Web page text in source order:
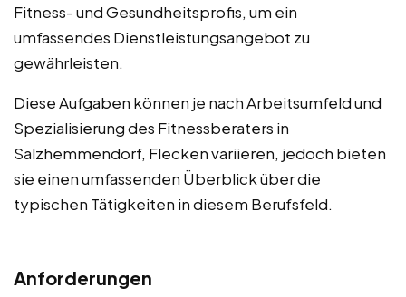
Fitness- und Gesundheitsprofis, um ein
umfassendes Dienstleistungsangebot zu
gewährleisten.
Diese Aufgaben können je nach Arbeitsumfeld und
Spezialisierung des Fitnessberaters in
Salzhemmendorf, Flecken variieren, jedoch bieten
sie einen umfassenden Überblick über die
typischen Tätigkeiten in diesem Berufsfeld.
Anforderungen